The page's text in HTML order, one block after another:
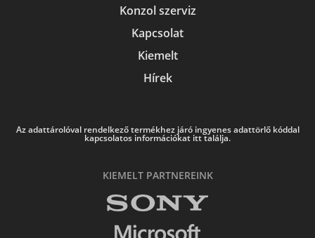
Konzol szerviz
Kapcsolat
Kiemelt
Hírek
Az adattárolóval rendelkező termékhez járó ingyenes adattörlő kóddal
kapcsolatos információkat itt találja.
KIEMELT PARTNEREINK